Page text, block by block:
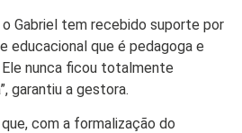
o Gabriel tem recebido suporte por
educacional que é pedagoga e
nunca ficou totalmente
garantiu a gestora.
com a formalização do